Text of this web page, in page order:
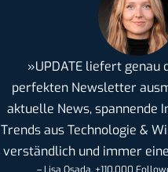
»UPDATE liefert genau
perfekten Newsletter
aktuelle News, spannende
Trends aus Technologie &
verständlich und immer